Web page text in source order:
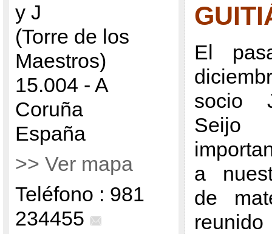
y J
(Torre de los
Maestros)
15.004 - A
Coruña
España
>> Ver mapa
Teléfono : 981
234455
El
socio
Seijo
a
de